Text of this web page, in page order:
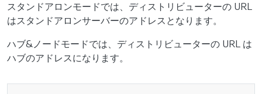
スタンドアロンモードでは、ディストリビューターの URL
はスタンドアロンサーバーのアドレスとなります。
ハブ&ノードモードでは、ディストリビューターの URL は
ハブのアドレスになります。